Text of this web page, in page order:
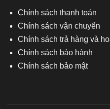
Chính sách thanh toán
Chính sách vận chuyển
Chính sách trả hàng và
Chính sách bảo hành
Chính sách bảo mật